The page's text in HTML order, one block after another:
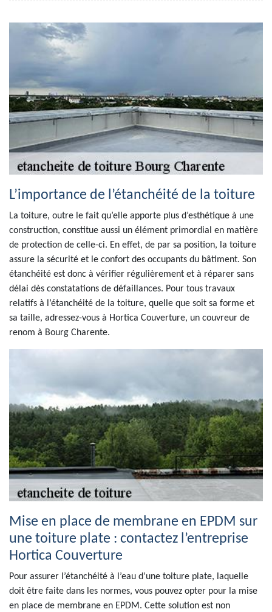
L’importance de l’étanchéité de la toiture
La toiture, outre le fait qu’elle apporte plus d’esthétique à une
construction, constitue aussi un élément primordial en matière
de protection de celle-ci. En effet, de par sa position, la toiture
assure la sécurité et le confort des occupants du bâtiment. Son
étanchéité est donc à vérifier régulièrement et à réparer sans
délai dès constatations de défaillances. Pour tous travaux
relatifs à l’étanchéité de la toiture, quelle que soit sa forme et
sa taille, adressez-vous à Hortica Couverture, un couvreur de
renom à Bourg Charente.
Mise en place de membrane en EPDM sur
une toiture plate : contactez l’entreprise
Hortica Couverture
Pour assurer l’étanchéité à l’eau d’une toiture plate, laquelle
doit être faite dans les normes, vous pouvez opter pour la mise
en place de membrane en EPDM. Cette solution est non